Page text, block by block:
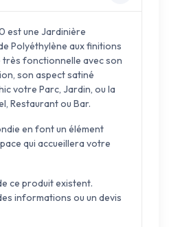
est une Jardinière
Polyéthylène aux finitions
très fonctionnelle avec son
son aspect satiné
votre Parc, Jardin, ou la
Restaurant ou Bar.
en font un élément
qui accueillera votre
ce produit existent.
informations ou un devis